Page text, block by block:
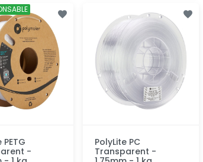
Ajout
rapide
rapide
-
PolyLite PC
Transparent -